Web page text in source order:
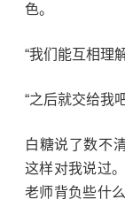
色。
“我们能互相理
“之后就交给我
白糖说了数不
这样对我说过
老师背负些什